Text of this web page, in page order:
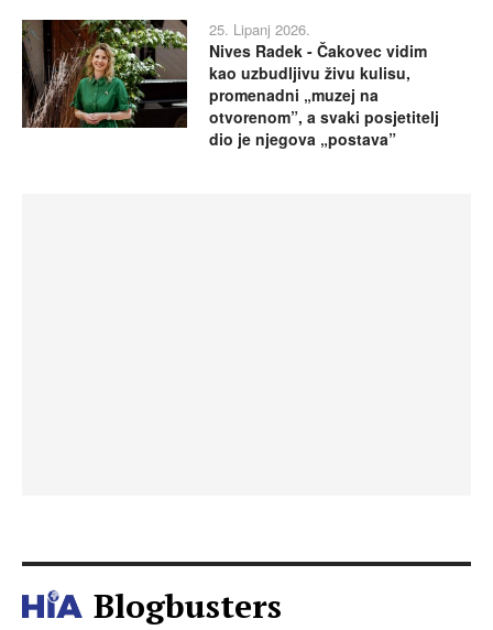
25. Lipanj 2026.
Nives Radek - Čakovec vidim
kao uzbudljivu živu kulisu,
promenadni „muzej na
otvorenom”, a svaki posjetitelj
dio je njegova „postava”
Blogbusters